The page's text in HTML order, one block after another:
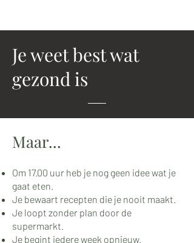
Je weet best wat
gezond is
Maar...
Om 17.00 uur heb je nog geen idee wat je
gaat eten.
Je bewaart recepten die je nooit maakt.
Je loopt zonder plan door de
supermarkt.
Je begint iedere week opnieuw.